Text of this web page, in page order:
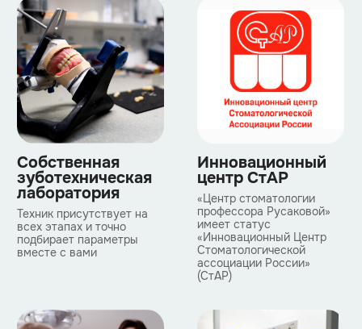
Собственная
зуботехническая
лаборатория
Техник присутствует на
всех этапах и точно
подбирает параметры
вместе с вами
Инновационный
центр СтАР
«Центр стоматологии
профессора Русаковой»
имеет статус
«Инновационный Центр
Стоматологической
ассоциации России»
(СтАР)